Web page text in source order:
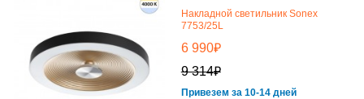
Накладной светильник Sonex
7753/25L
6 990₽
9 314₽
Привезем за 10-14 дней